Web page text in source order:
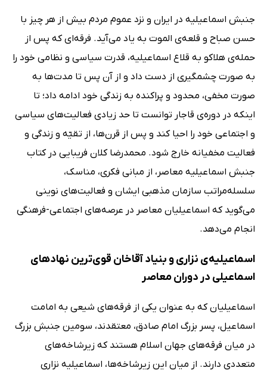
جنبش اسماعیلیه در ایران و نزد عموم مردم بیش از هر چیز با
حسن صباح و قلعه‌ی الموت به یاد می‌آید. فرقه‌ای که پس از
حمله‌ی هلاکو به قلاع اسماعیلیه، قدرت سیاسی و نظامی خود را
به صورت چشمگیری از دست داد و از آن پس تا مدت‌ها به
صورت مخفی، محدود و پراکنده به زندگی خود ادامه داد؛ تا
اینکه در دوره‌ی قاجار توانست تا حد زیادی فعالیت‌های سیاسی
و اجتماعی خود را احیا کند و پس از قرن‌ها، از تقیّه و زندگی و
فعالیت مخفیانه خارج شود. محمدرضا کلان فریبایی در کتاب
جنبش اسماعیلیه معاصر، از مبانی فکری، مناسک،
سلسله‌مراتب سازمان مذهبی ایشان و فعالیت‌های نوینی
می‌گوید که اسماعیلیان معاصر در عرصه‌های اجتماعی-فرهنگی
انجام می‌دهد.
اسماعیلیه‌ی نزاری و بنیاد آقاخان قوی‌ترین نهادهای
اسماعیلی در دوران معاصر
اسماعیلیان که به عنوان یکی از فرقه‌های شیعی به امامت
اسماعیل، پسر بزرگ امام صادق، معتقدند، سومین جنبش بزرگ
در میان فرقه‌های جهان اسلام هستند که زیرشاخه‌های
متعددی دارند. از میان این زیرشاخه‌ها، اسماعیلیه نزاری